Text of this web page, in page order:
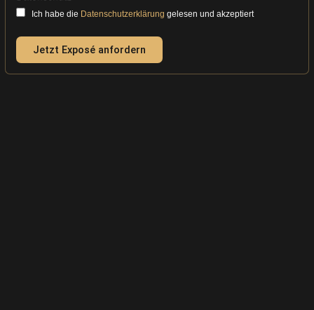
Ich habe die Datenschutzerklärung gelesen und akzeptiert
Jetzt Exposé anfordern